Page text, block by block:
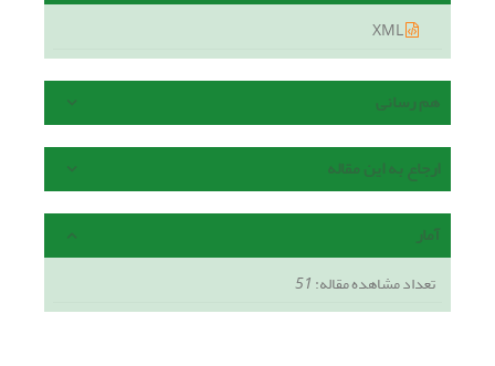
هم رسانی
ارجاع به این مقاله
آمار
تعداد مشاهده مقاله:51